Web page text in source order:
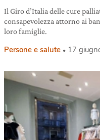
Il Giro d’Italia delle cure
consapevolezza attorno ai
loro famiglie.
Persone e salute 17